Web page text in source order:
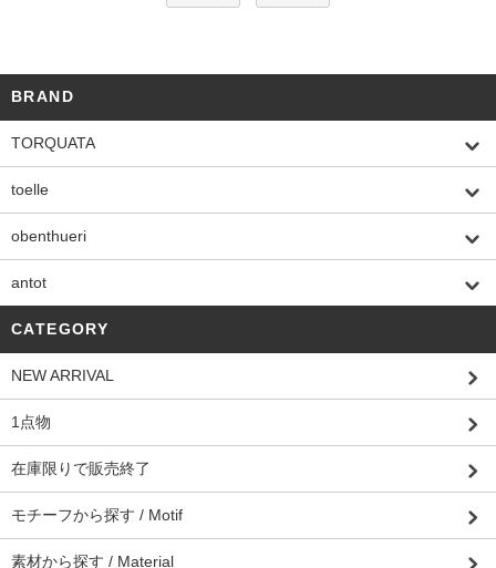
BRAND
TORQUATA
toelle
obenthueri
antot
CATEGORY
NEW ARRIVAL
1点物
在庫限りで販売終了
モチーフから探す / Motif
素材から探す / Material